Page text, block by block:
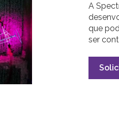
A
que
ser